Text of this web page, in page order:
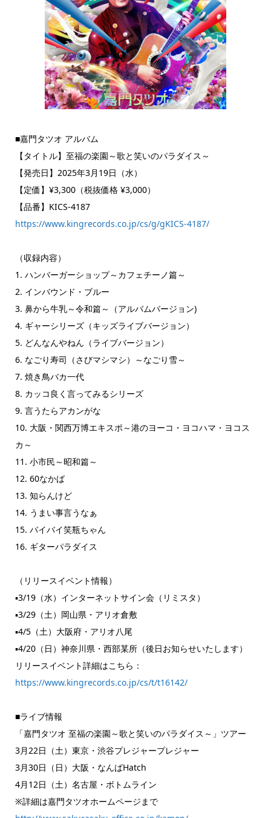
■嘉門タツオ アルバム
【タイトル】至福の楽園～歌と笑いのパラダイス～
【発売日】2025年3月19日（水）
【定価】¥3,300（税抜価格 ¥3,000）
【品番】KICS-4187
https://www.kingrecords.co.jp/cs/g/gKICS-4187/
（収録内容）
1. ハンバーガーショップ～カフェチーノ篇～
2. インバウンド・ブルー
3. 鼻から牛乳～令和篇～（アルバムバージョン)
4. ギャーシリーズ（キッズライブバージョン）
5. どんなんやねん（ライブバージョン）
6. なごり寿司（さびマシマシ）～なごり雪～
7. 焼き鳥バカ一代
8. カッコ良く言ってみるシリーズ
9. 言うたらアカンがな
10. 大阪・関西万博エキスポ～港のヨーコ・ヨコハマ・ヨコス
カ～
11. 小市民～昭和篇～
12. 60なかば
13. 知らんけど
14. うまい事言うなぁ
15. バイバイ笑瓶ちゃん
16. ギターパラダイス
（リリースイベント情報）
▪3/19（水）インターネットサイン会（リミスタ）
▪3/29（土）岡山県・アリオ倉敷
▪4/5（土）大阪府・アリオ八尾
▪4/20（日）神奈川県・西部某所（後日お知らせいたします）
リリースイベント詳細はこちら：
https://www.kingrecords.co.jp/cs/t/t16142/
■ライブ情報
「嘉門タツオ 至福の楽園～歌と笑いのパラダイス～」ツアー
3月22日（土）東京・渋谷プレジャープレジャー
3月30日（日）大阪・なんばHatch
4月12日（土）名古屋・ボトムライン
※詳細は嘉門タツオホームページまで